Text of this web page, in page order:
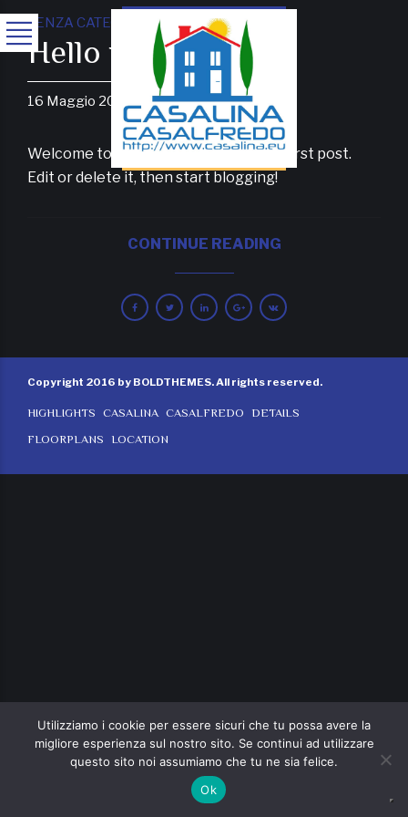
SENZA CATEGORIA
Hello world!
16 Maggio 2016 BoldThemes
Welcome to Estato Sites. This is your first post.
Edit or delete it, then start blogging!
CONTINUE READING
Copyright 2016 by BOLDTHEMES. All rights reserved.
HIGHLIGHTS CASALINA CASALFREDO DETAILS
FLOORPLANS LOCATION
Utilizziamo i cookie per essere sicuri che tu possa avere la
migliore esperienza sul nostro sito. Se continui ad utilizzare
questo sito noi assumiamo che tu ne sia felice.
Ok